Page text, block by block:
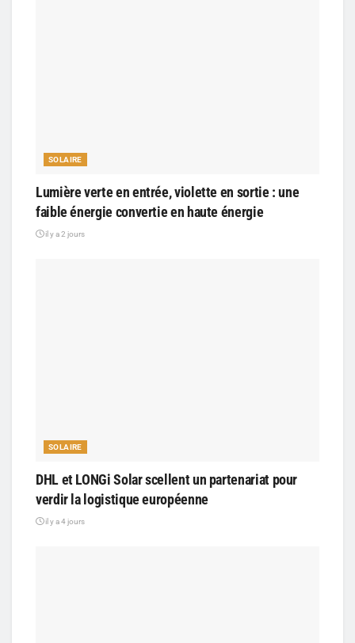
SOLAIRE
Lumière verte en entrée, violette en sortie : une
faible énergie convertie en haute énergie
il y a 2 jours
SOLAIRE
DHL et LONGi Solar scellent un partenariat pour
verdir la logistique européenne
il y a 4 jours